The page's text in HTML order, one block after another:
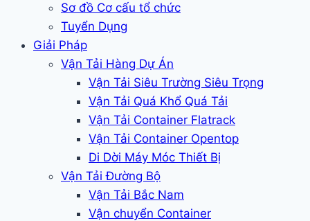
Sơ đồ Cơ cấu tổ chức
Tuyển Dụng
Giải Pháp
Vận Tải Hàng Dự Án
Vận Tải Siêu Trường Siêu Trọng
Vận Tải Quá Khổ Quá Tải
Vận Tải Container Flatrack
Vận Tải Container Opentop
Di Dời Máy Móc Thiết Bị
Vận Tải Đường Bộ
Vận Tải Bắc Nam
Vận chuyển Container